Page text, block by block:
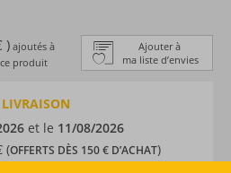
Ajouter à
ma liste d’envies
) ajoutés à
produit
et le 11/08/2026
(OFFERTS DÈS 150 € D’ACHAT)